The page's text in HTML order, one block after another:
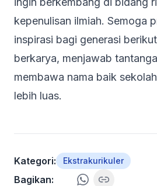
kepenulisan ilmiah. Semoga
inspirasi bagi generasi
berkarya, menjawab
membawa nama baik
lebih luas.
Kategori: Ekstrakurikuler
Bagikan: